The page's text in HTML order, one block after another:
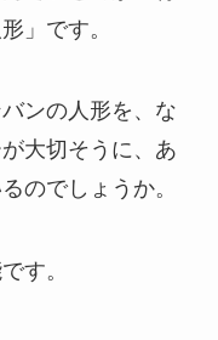
」です。
ンの人形を、な
大切そうに、あ
のでしょうか。
す。